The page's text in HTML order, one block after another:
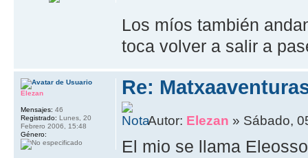
Los míos también
toca volver a salir a
Re:
Autor: Elezan » Sábado,
El mio se llama
Elezan
Mensajes: 46
Registrado: Lunes, 20
Febrero 2006, 15:48
Género: